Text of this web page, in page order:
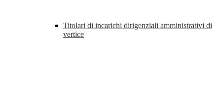
Titolari di incarichi dirigenziali amministrativi di
vertice